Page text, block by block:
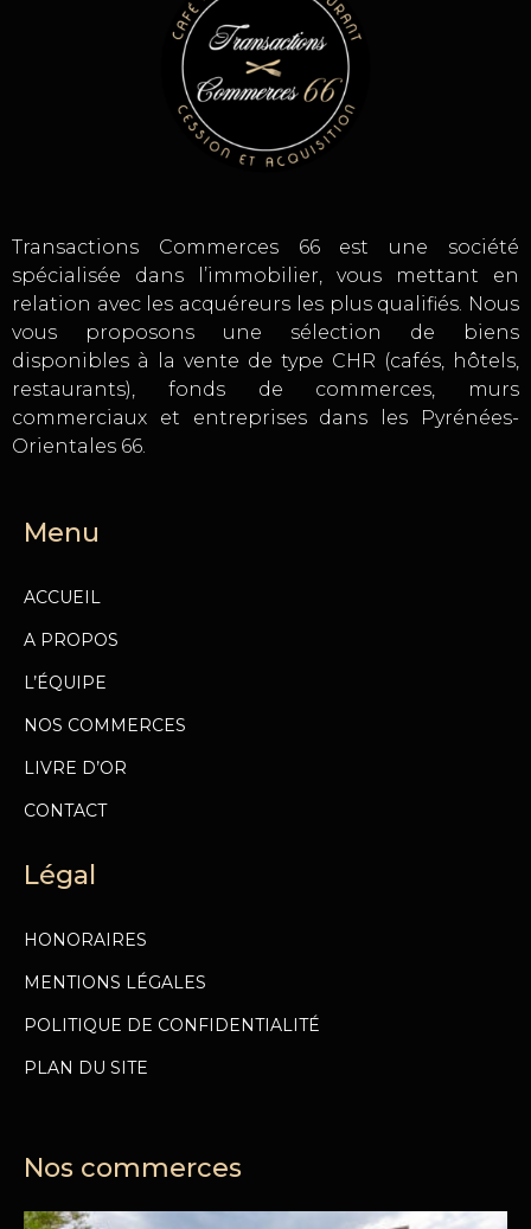
Transactions Commerces 66 est une société
spécialisée dans l’immobilier, vous mettant en
relation avec les acquéreurs les plus qualifiés. Nous
vous proposons une sélection de biens
disponibles à la vente de type CHR (cafés, hôtels,
restaurants), fonds de commerces, murs
commerciaux et entreprises dans les Pyrénées-
Orientales 66.
Menu
ACCUEIL
A PROPOS
L’ÉQUIPE
NOS COMMERCES
LIVRE D’OR
CONTACT
Légal
HONORAIRES
MENTIONS LÉGALES
POLITIQUE DE CONFIDENTIALITÉ
PLAN DU SITE
Nos commerces